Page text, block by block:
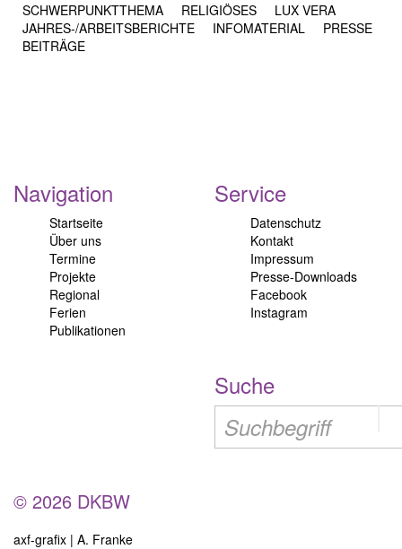
SCHWERPUNKTTHEMA RELIGIÖSES
LUX VERA
JAHRES-/​ARBEITSBERICHTE
INFOMATERIAL
PRESSE
BEITRÄGE
Navigation
Startseite
Über uns
Termine
Projekte
Regional
Ferien
Publikationen
Service
Datenschutz
Kontakt
Impressum
Presse-Downloads
Facebook
Instagram
Suche
© 2026 DKBW
axf-grafix | A. Franke